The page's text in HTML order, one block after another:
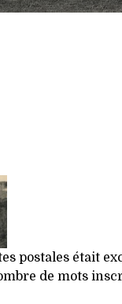
postales était
de mots